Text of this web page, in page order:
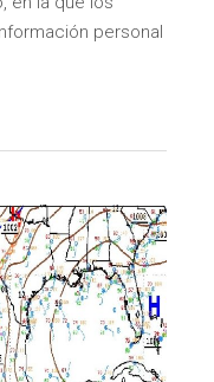
personal